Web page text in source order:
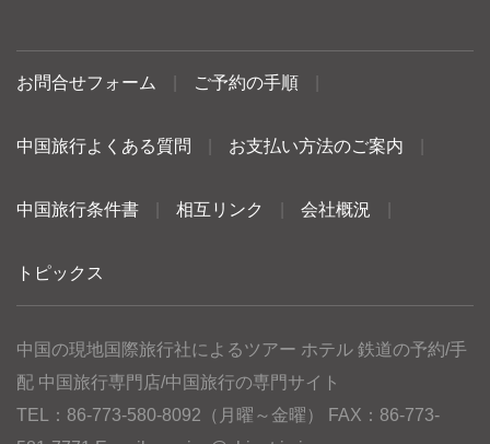
お問合せフォーム ご予約の手順
中国旅行よくある質問 お支払い方法のご案内
中国旅行条件書 相互リンク 会社概況
トピックス
中国の現地国際旅行社によるツアー ホテル 鉄道の予約/手
配 中国旅行専門店/中国旅行の専門サイト
TEL：86-773-580-8092（月曜～金曜） FAX：86-773-